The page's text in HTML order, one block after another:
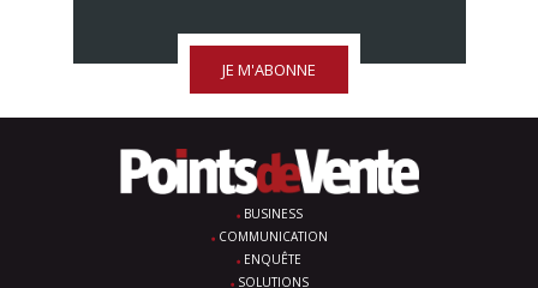
JE M'ABONNE
BUSINESS
COMMUNICATION
ENQUÊTE
SOLUTIONS